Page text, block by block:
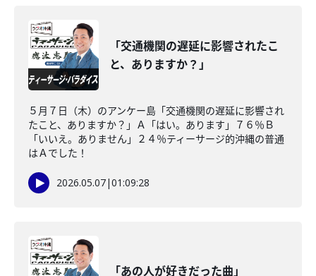
「交通機関の遅延に影響されたこ
と、ありますか？」
５月７日（木）のアンケー島「交通機関の遅延に影響され
たこと、ありますか？」Ａ「はい。あります」７６％Ｂ
「いいえ。ありません」２４％ティーサージ的沖縄の普通
はＡでした！
2026.05.07|01:09:28
「あの人が好きだった曲」